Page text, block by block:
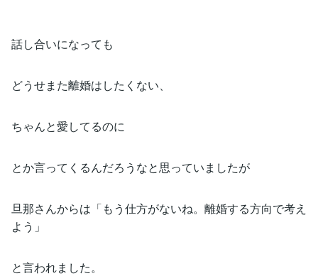
話し合いになっても
どうせまた離婚はしたくない、
ちゃんと愛してるのに
とか言ってくるんだろうなと思っていましたが
旦那さんからは「もう仕方がないね。離婚する方向で考え
よう」
と言われました。